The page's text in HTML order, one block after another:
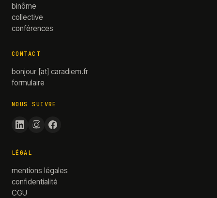
binôme
collective
conférences
CONTACT
bonjour [at] caradiem.fr
formulaire
NOUS SUIVRE
LÉGAL
mentions légales
confidentialité
CGU